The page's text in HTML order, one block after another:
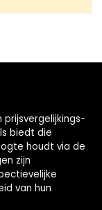
biedt die
houdt via de
zijn
van hun